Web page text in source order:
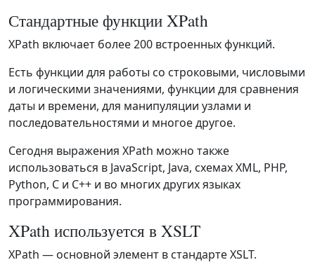
Стандартные функции XPath
XPath включает более 200 встроенных функций.
Есть функции для работы со строковыми, числовыми
и логическими значениями, функции для сравнения
даты и времени, для манипуляции узлами и
последовательностями и многое другое.
Сегодня выражения XPath можно также
использоваться в JavaScript, Java, схемах XML, PHP,
Python, C и C++ и во многих других языках
программирования.
XPath используется в XSLT
XPath — основной элемент в стандарте XSLT.